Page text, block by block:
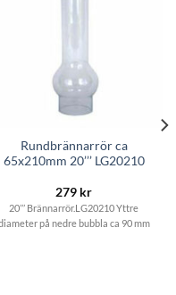
Rundbrännarrör ca
65x210mm 20’’’ LG20210
279 kr
20’’’ Brännarrör.LG20210 Yttre
på nedre bubbla ca 90 mm